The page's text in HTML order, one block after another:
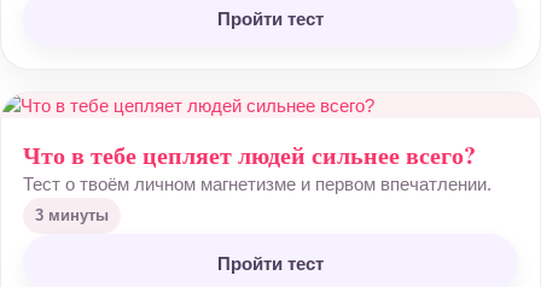
Пройти тест
Что в тебе цепляет людей сильнее всего?
Тест о твоём личном магнетизме и первом впечатлении.
3 минуты
Пройти тест